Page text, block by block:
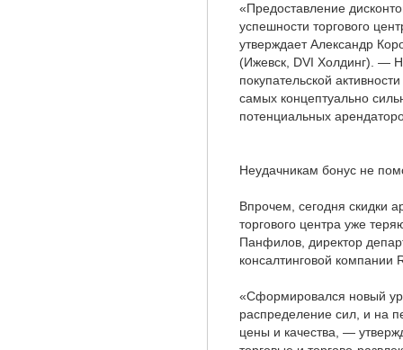
«Предоставление
успешности торгового
утверждает Александр
(Ижевск, DVI Холдинг). —
покупательской
самых концептуально
потенциальных
Неудачникам бонус не
Впрочем, сегодня скидки
торгового центра уже
Панфилов, директор
консалтинговой компании
«Сформировался новый
распределение сил, и на
цены и качества, —